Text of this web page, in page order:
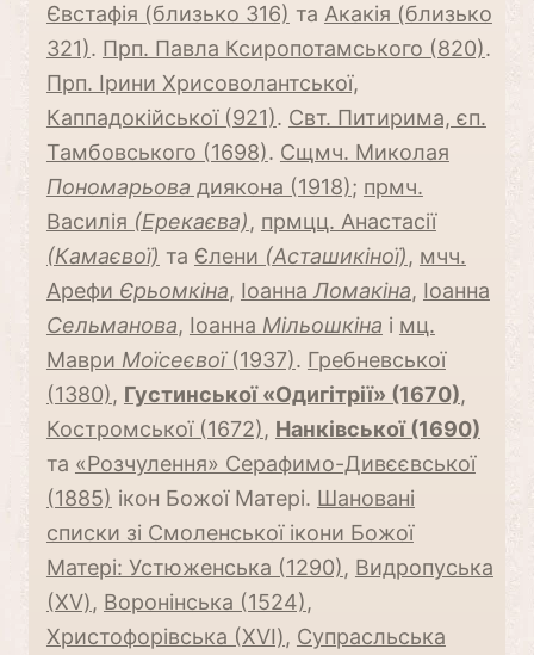
Євстафія (близько 316) та Акакія (близько
321). Прп. Павла Ксиропотамського (820).
Прп. Ірини Хрисоволантської,
Каппадокійської (921). Свт. Питирима, єп.
Тамбовського (1698). Сщмч. Миколая
Пономарьова диякона (1918); прмч.
Василія (Ерекаєва), прмцц. Анастасії
(Камаєвої) та Єлени (Асташикіної), мчч.
Арефи Єрьомкіна, Іоанна Ломакіна, Іоанна
Сельманова, Іоанна Мільошкіна і мц.
Маври Моїсеєвої(1937). Гребневської
(1380), Густинської «Одигітрії» (1670),
Костромської (1672), Нанківської (1690)
та «Розчулення» Серафимо-Дивєєвської
(1885) ікон Божої Матері. Шановані
списки зі Смоленської ікони Божої
Матері: Устюженська (1290), Видропуська
(ХV), Воронінська (1524),
Христофорівська (ХVI), Супрасльська